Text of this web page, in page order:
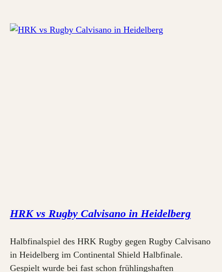
HRK vs Rugby Calvisano in Heidelberg
Halbfinalspiel des HRK Rugby gegen Rugby Calvisano
in Heidelberg im Continental Shield Halbfinale.
Gespielt wurde bei fast schon frühlingshaften